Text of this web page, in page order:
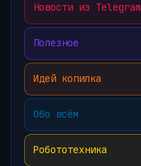
Новости из Telegram
Полезное
Идей копилка
Обо всём
Робототехника